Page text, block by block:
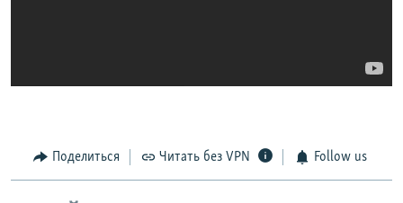
Поделиться Читать без VPN Follow us